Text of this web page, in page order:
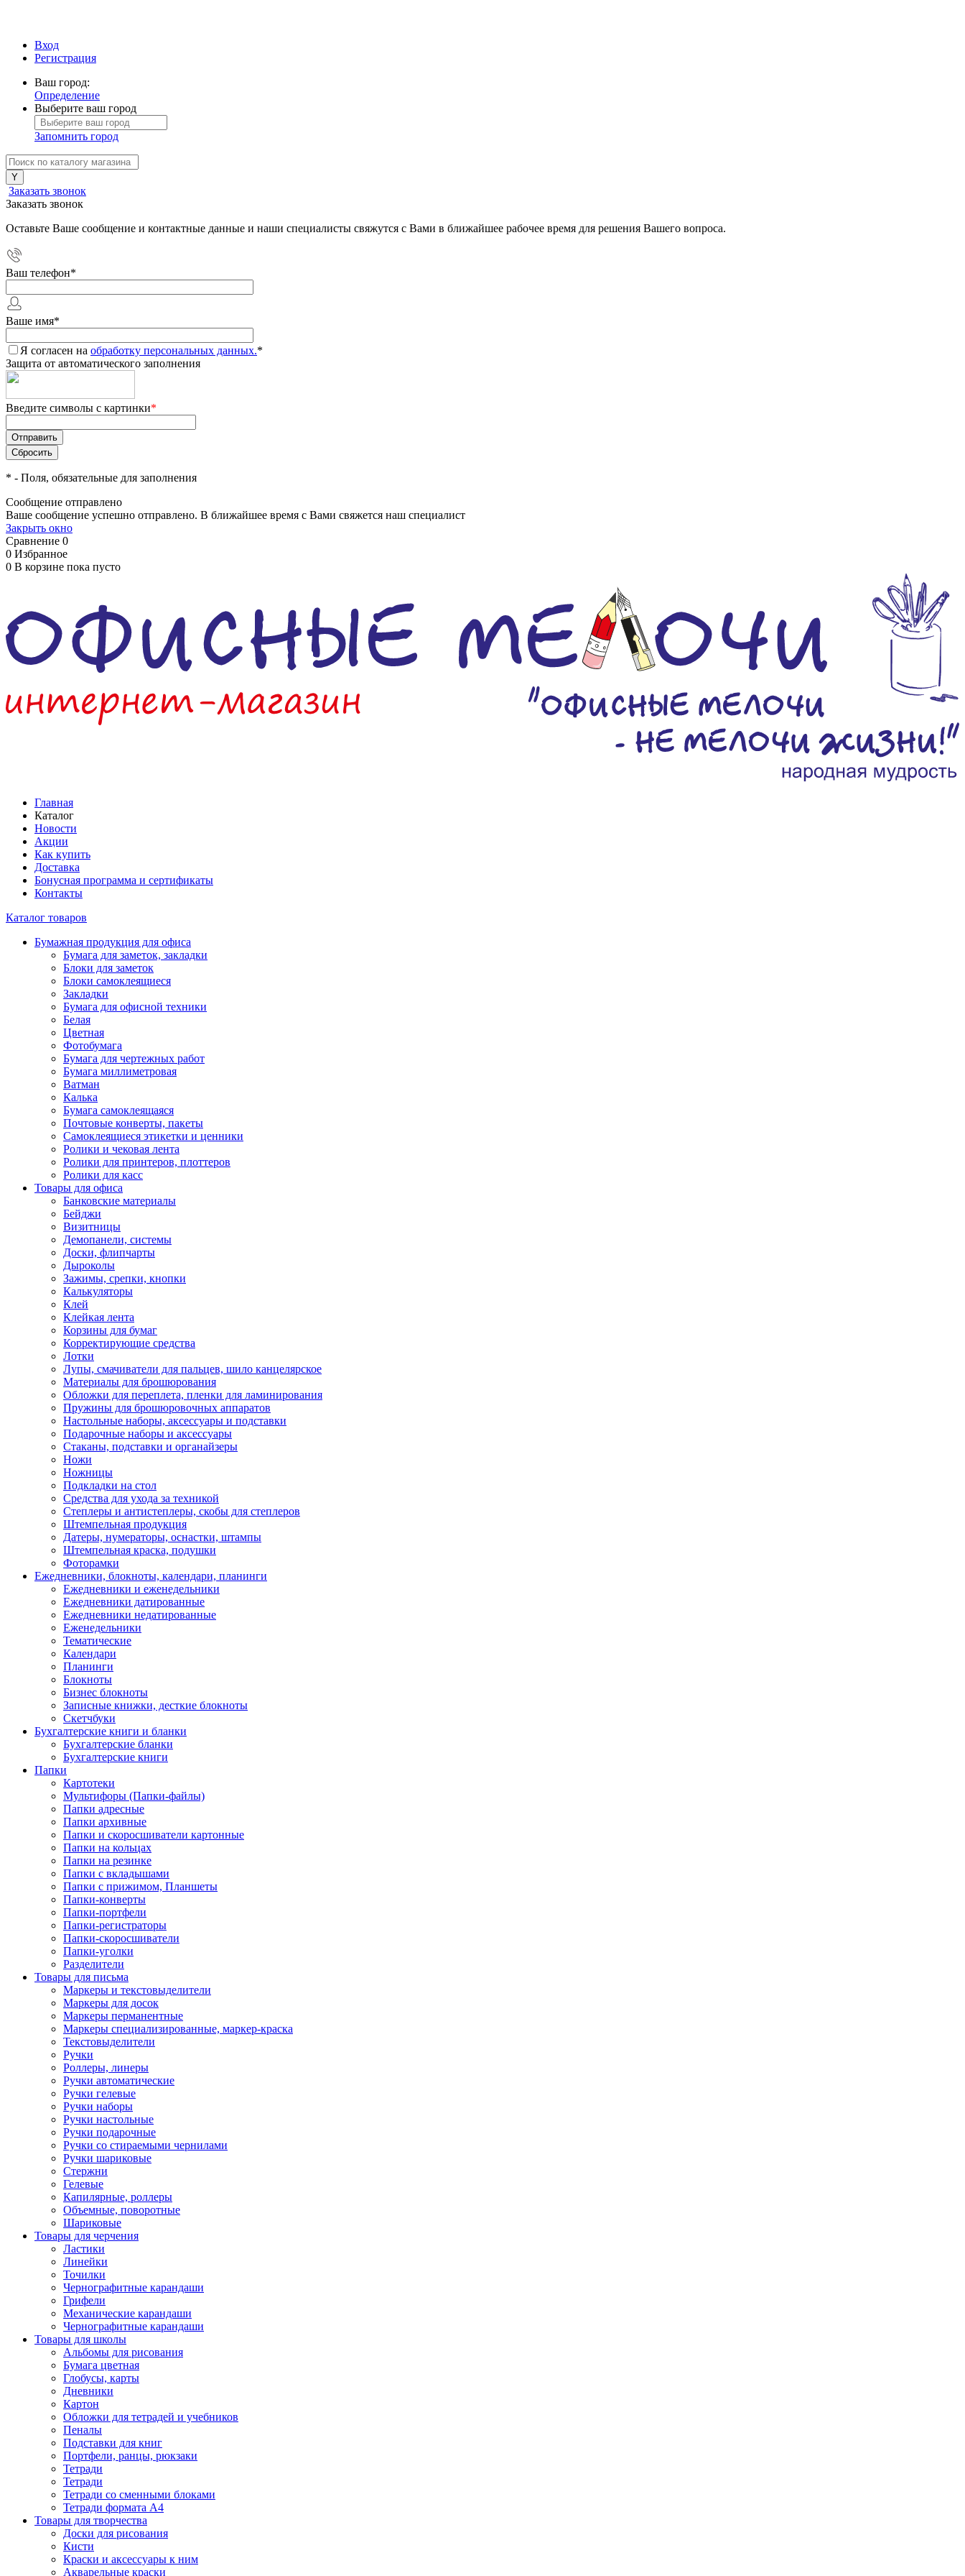
Вход
Регистрация
Ваш город:
Определение
Выберите ваш город
Запомнить город
Заказать звонок
Заказать звонок
Оставьте Ваше сообщение и контактные данные и наши специалисты свяжутся с Вами в ближайшее рабочее время для решения Вашего вопроса.
Ваш телефон*
Ваше имя*
Я согласен на обработку персональных данных.*
Защита от автоматического заполнения
Введите символы с картинки*
* - Поля, обязательные для заполнения
Сообщение отправлено
Ваше сообщение успешно отправлено. В ближайшее время с Вами свяжется наш специалист
Закрыть окно
Сравнение 0
0 Избранное
0 В корзине пока пусто
Главная
Каталог
Новости
Акции
Как купить
Доставка
Бонусная программа и сертификаты
Контакты
Каталог товаров
Бумажная продукция для офиса
Бумага для заметок, закладки
Блоки для заметок
Блоки самоклеящиеся
Закладки
Бумага для офисной техники
Белая
Цветная
Фотобумага
Бумага для чертежных работ
Бумага миллиметровая
Ватман
Калька
Бумага самоклеящаяся
Почтовые конверты, пакеты
Самоклеящиеся этикетки и ценники
Ролики и чековая лента
Ролики для принтеров, плоттеров
Ролики для касс
Товары для офиса
Банковские материалы
Бейджи
Визитницы
Демопанели, системы
Доски, флипчарты
Дыроколы
Зажимы, срепки, кнопки
Калькуляторы
Клей
Клейкая лента
Корзины для бумаг
Корректирующие средства
Лотки
Лупы, смачиватели для пальцев, шило канцелярское
Материалы для брошюрования
Обложки для переплета, пленки для ламинирования
Пружины для брошюровочных аппаратов
Настольные наборы, аксессуары и подставки
Подарочные наборы и аксессуары
Стаканы, подставки и органайзеры
Ножи
Ножницы
Подкладки на стол
Средства для ухода за техникой
Степлеры и антистеплеры, скобы для степлеров
Штемпельная продукция
Датеры, нумераторы, оснастки, штампы
Штемпельная краска, подушки
Фоторамки
Ежедневники, блокноты, календари, планинги
Ежедневники и еженедельники
Ежедневники датированные
Ежедневники недатированные
Еженедельники
Тематические
Календари
Планинги
Блокноты
Бизнес блокноты
Записные книжки, десткие блокноты
Скетчбуки
Бухгалтерские книги и бланки
Бухгалтерские бланки
Бухгалтерские книги
Папки
Картотеки
Мультифоры (Папки-файлы)
Папки адресные
Папки архивные
Папки и скоросшиватели картонные
Папки на кольцах
Папки на резинке
Папки с вкладышами
Папки с прижимом, Планшеты
Папки-конверты
Папки-портфели
Папки-регистраторы
Папки-скоросшиватели
Папки-уголки
Разделители
Товары для письма
Маркеры и текстовыделители
Маркеры для досок
Маркеры перманентные
Маркеры специализированные, маркер-краска
Текстовыделители
Ручки
Роллеры, линеры
Ручки автоматические
Ручки гелевые
Ручки наборы
Ручки настольные
Ручки подарочные
Ручки со стираемыми чернилами
Ручки шариковые
Стержни
Гелевые
Капилярные, роллеры
Объемные, поворотные
Шариковые
Товары для черчения
Ластики
Линейки
Точилки
Чернографитные карандаши
Грифели
Механические карандаши
Чернографитные карандаши
Товары для школы
Альбомы для рисования
Бумага цветная
Глобусы, карты
Дневники
Картон
Обложки для тетрадей и учебников
Пеналы
Подставки для книг
Портфели, ранцы, рюкзаки
Тетради
Тетради
Тетради со сменными блоками
Тетради формата А4
Товары для творчества
Доски для рисования
Кисти
Краски и аксессуары к ним
Акварельные краски